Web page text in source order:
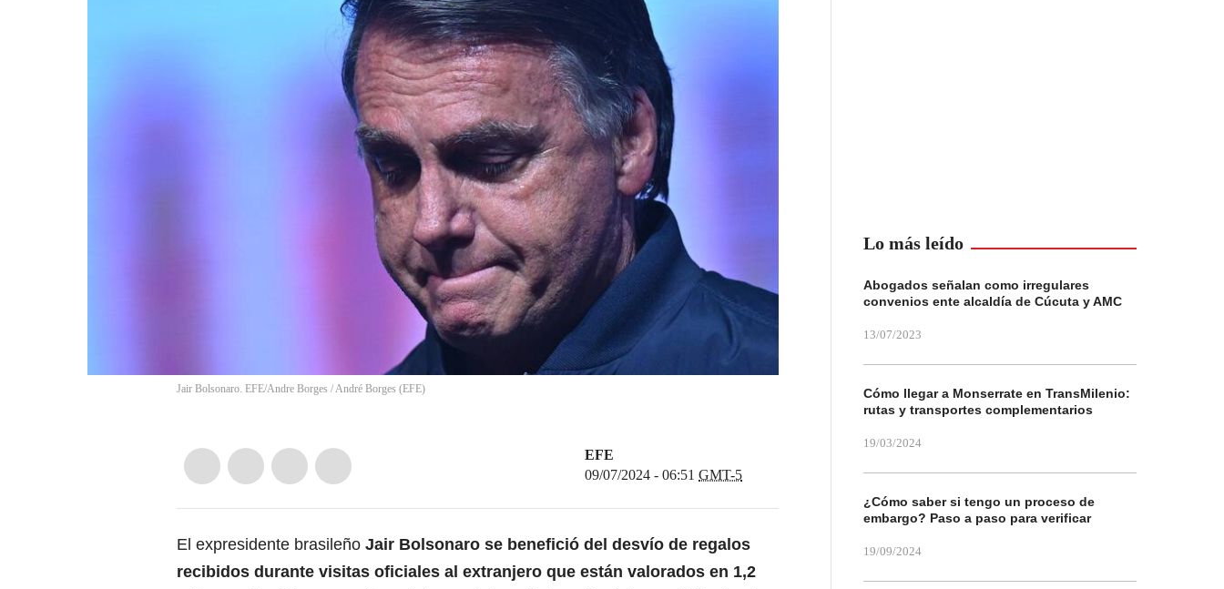
Jair Bolsonaro. EFE/Andre Borges /André Borges (EFE)
EFE
09/07/2024 - 06:51 GMT-5
El expresidente brasileño Jair Bolsonaro se benefició del desvío de regalos
recibidos durante visitas oficiales al extranjero que están valorados en 1,2
Lo más leído
Abogados señalan como irregulares
convenios ente alcaldía de Cúcuta y AMC
13/07/2023
Cómo llegar a Monserrate en TransMilenio:
rutas y transportes complementarios
19/03/2024
¿Cómo saber si tengo un proceso de
embargo? Paso a paso para verificar
19/09/2024